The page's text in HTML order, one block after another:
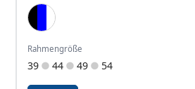
Black, Blue, White
Rahmengröße
39 44 49 54